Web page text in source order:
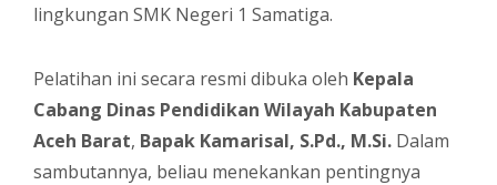
lingkungan SMK Negeri 1 Samatiga.
Pelatihan ini secara resmi dibuka oleh Kepala
Cabang Dinas Pendidikan Wilayah Kabupaten
Aceh Barat, Bapak Kamarisal, S.Pd., M.Si. Dalam
sambutannya, beliau menekankan pentingnya